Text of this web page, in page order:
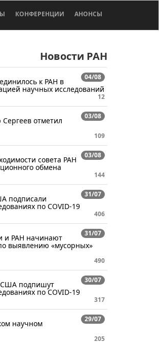
КОНФЕРЕНЦИИ АНОНСЫ
Новости РАН
04/08
к РАН в
научных исследований
12
03/08
Сергеев отметил
109
03/08
совета РАН
обмена
144
31/07
подписали
по COVID-19
406
31/07
и РАН начинают
выявлению «мусорных»
490
30/07
США подпишут
по COVID-19
317
29/07
научном
205